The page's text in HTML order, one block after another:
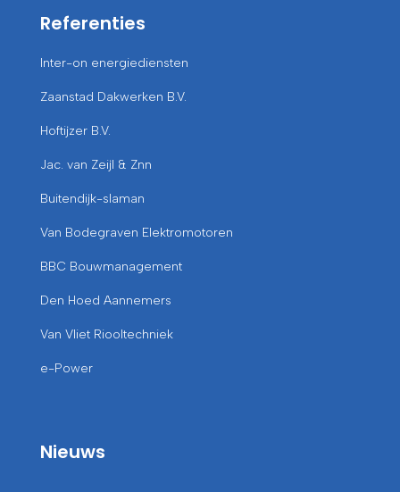
Referenties
Inter-on energiediensten
Zaanstad Dakwerken B.V.
Hoftijzer B.V.
Jac. van Zeijl & Znn
Buitendijk-slaman
Van Bodegraven Elektromotoren
BBC Bouwmanagement
Den Hoed Aannemers
Van Vliet Riooltechniek
e-Power
Nieuws